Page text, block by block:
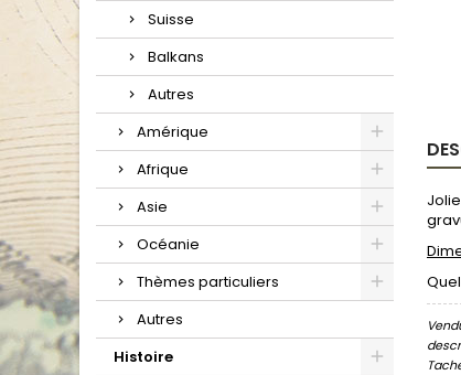
Suisse
Balkans
Autres
Amérique
Afrique
Asie
Océanie
Thèmes particuliers
Autres
Histoire